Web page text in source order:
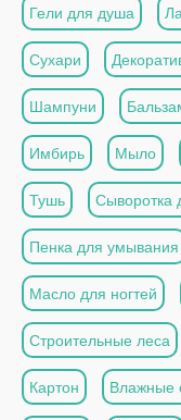
Гели для душа
Сухари
Шампуни
Имбирь Мыло
Тушь Сыворотка
Пенка для умывания
Масло для ногтей
Строительные леса
Картон Влажные